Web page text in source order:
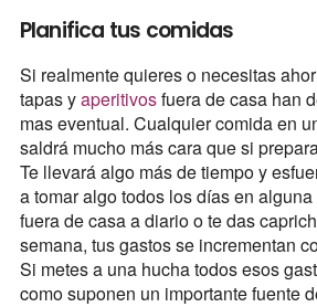
Planifica tus comidas
Si realmente quieres o necesitas
tapas yaperitivosfuera de casa han
mas eventual. Cualquier comida en
saldrá mucho más cara que si
Te llevará algo más de tiempo y
a tomar algo todos los días en
fuera de casa a diario o te das
semana, tus gastos se incrementan
Si metes a una hucha todos esos
como suponen un importante fuente